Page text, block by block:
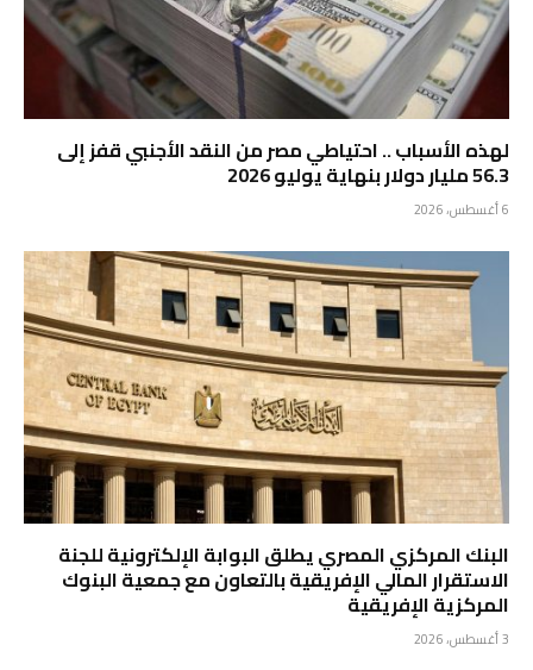
لهذه الأسباب .. احتياطي مصر من النقد الأجنبي قفز إلى
56.3 مليار دولار بنهاية يوليو 2026
6 أغسطس، 2026
البنك المركزي المصري يطلق البوابة الإلكترونية للجنة
الاستقرار المالي الإفريقية بالتعاون مع جمعية البنوك
المركزية الإفريقية
3 أغسطس، 2026